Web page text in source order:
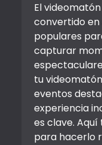
El
convertido en
populares
capturar
tu
eventos
experiencia
es clave.
para hacerlo